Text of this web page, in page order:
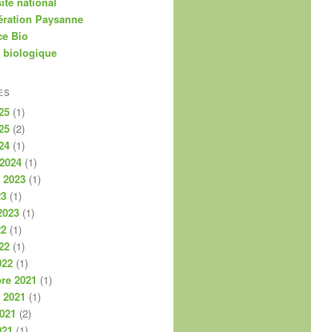
Paysanne
Bio
biologique
(1)
(2)
(1)
(1)
(1)
(1)
(1)
(1)
(1)
(1)
2021 (1)
(1)
(2)